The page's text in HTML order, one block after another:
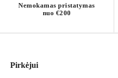
Nemokamas pristatymas
nuo €200
Pirkėjui